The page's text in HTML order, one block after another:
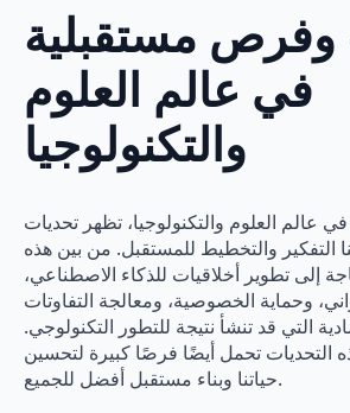
وفرص مستقبلية
في عالم العلوم
والتكنولوجيا
عالم العلوم والتكنولوجيا، تظهر تحديات
التفكير والتخطيط للمستقبل. من بين هذه
إلى تطوير أخلاقيات للذكاء الاصطناعي،
وحماية الخصوصية، ومعالجة التفاوتات
التي قد تنشأ نتيجة للتطور التكنولوجي.
التحديات تحمل أيضًا فرصًا كبيرة لتحسين
حياتنا وبناء مستقبل أفضل للجميع.